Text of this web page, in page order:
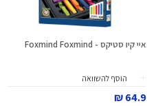
איי קיו סטיקס - Foxmind Foxmind
הוסף להשוואה
64.9 ₪